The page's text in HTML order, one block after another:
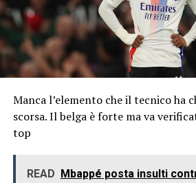
Manca l’elemento che il tecnico ha
scorsa. Il belga è forte ma va
top
READ Mbappé posta insulti